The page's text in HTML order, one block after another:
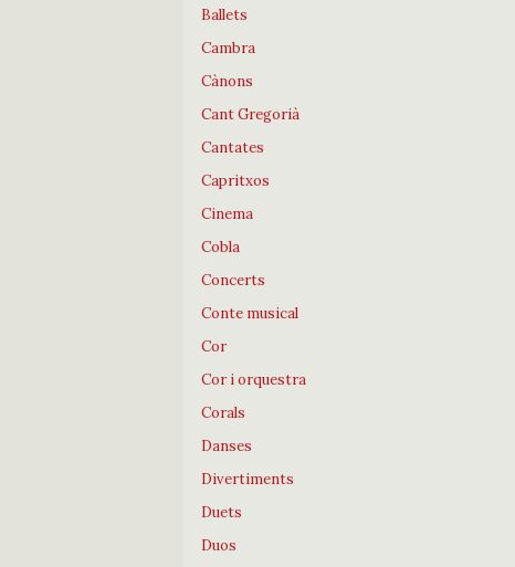
Ballets
Cambra
Cànons
Cant Gregorià
Cantates
Capritxos
Cinema
Cobla
Concerts
Conte musical
Cor
Cor i orquestra
Corals
Danses
Divertiments
Duets
Duos